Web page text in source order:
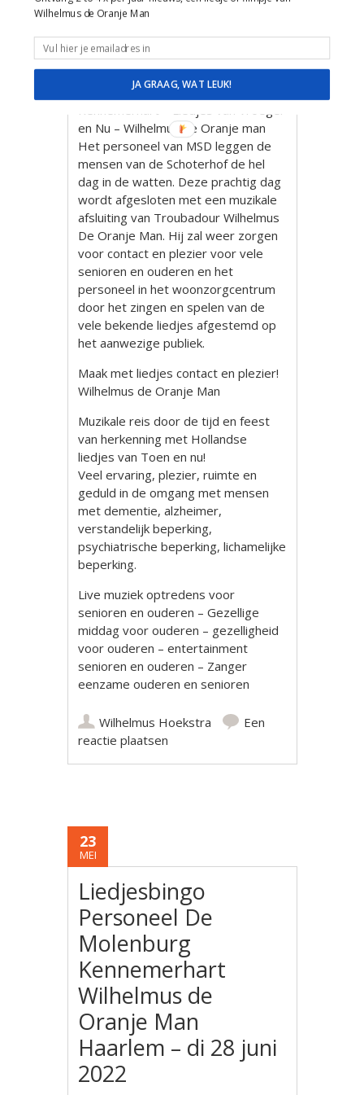
MSD Handen uit de Mouwen –
Verzorgingstehuis Schoterhof
en Nu – Wilhelmus de Oranje man
Het personeel van MSD leggen de
mensen van de Schoterhof de hel
dag in de watten. Deze prachtig dag
wordt afgesloten met een muzikale
afsluiting van Troubadour Wilhelmus
De Oranje Man. Hij zal weer zorgen
voor contact en plezier voor vele
senioren en ouderen en het
personeel in het woonzorgcentrum
door het zingen en spelen van de
vele bekende liedjes afgestemd op
het aanwezige publiek.
Maak met liedjes contact en plezier!
Wilhelmus de Oranje Man
Muzikale reis door de tijd en feest
van herkenning met Hollandse
liedjes van Toen en nu!
Veel ervaring, plezier, ruimte en
geduld in de omgang met mensen
met dementie, alzheimer,
verstandelijk beperking,
psychiatrische beperking, lichamelijke
beperking.
Live muziek optredens voor
senioren en ouderen – Gezellige
middag voor ouderen – gezelligheid
voor ouderen – entertainment
senioren en ouderen – Zanger
eenzame ouderen en senioren
Wilhelmus Hoekstra
Een
reactie plaatsen
23
MEI
Liedjesbingo
Personeel De
Molenburg
Kennemerhart
Wilhelmus de
Oranje Man
Haarlem – di 28 juni
2022
Wilhelmus de Oranje Man
JA GRAAG, WAT LEUK!